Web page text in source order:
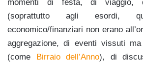
momenti di festa, di viaggio,
(soprattutto agli esordi,
economico/finanziari non erano
aggregazione, di eventi vissuti
(come Birraio dell’Anno), di